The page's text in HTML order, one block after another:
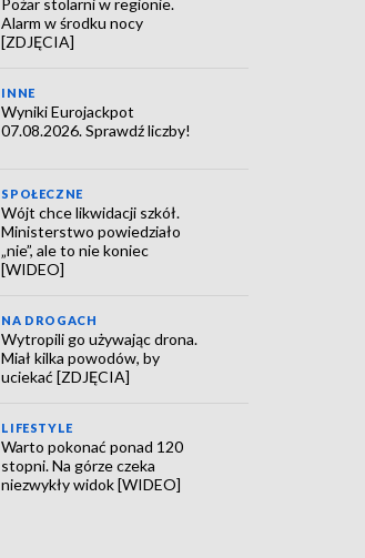
Alarm w środku nocy
[ZDJĘCIA]
INNE
Wyniki Eurojackpot
07.08.2026. Sprawdź liczby!
SPOŁECZNE
Wójt chce likwidacji szkół.
Ministerstwo powiedziało
„nie”, ale to nie koniec
[WIDEO]
NA DROGACH
Wytropili go używając drona.
Miał kilka powodów, by
uciekać [ZDJĘCIA]
LIFESTYLE
Warto pokonać ponad 120
stopni. Na górze czeka
niezwykły widok [WIDEO]